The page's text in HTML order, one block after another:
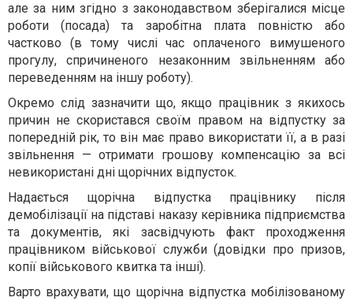
але за ним згідно з законодавством зберігалися місце
роботи (посада) та заробітна плата повністю або
частково (в тому числі час оплаченого вимушеного
прогулу, спричиненого незаконним звільненням або
переведенням на іншу роботу).
Окремо слід зазначити що, якщо працівник з якихось
причин не скористався своїм правом на відпустку за
попередній рік, то він має право використати її, а в разі
звільнення — отримати грошову компенсацію за всі
невикористані дні щорічних відпусток.
Надається щорічна відпустка працівнику після
демобілізації на підставі наказу керівника підприємства
та документів, які засвідчують факт проходження
працівником військової служби (довідки про призов,
копії військового квитка та інші).
Варто врахувати, що щорічна відпустка мобілізованому